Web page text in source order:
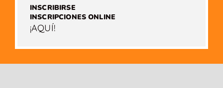
INSCRIBIRSE
INSCRIPCIONES ONLINE
¡AQUÍ!